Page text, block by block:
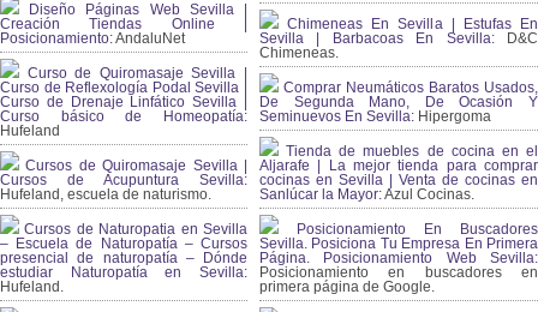
Diseño Páginas Web Sevilla |
Creación Tiendas Online |
Posicionamiento:AndaluNet
Curso de Quiromasaje Sevilla |
Curso de Reflexología Podal Sevilla |
Curso de Drenaje Linfático Sevilla |
Curso básico de Homeopatía:
Hufeland
Cursos de Quiromasaje Sevilla |
Cursos de Acupuntura Sevilla:
Hufeland, escuela de naturismo.
Cursos de Naturopatia en Sevilla
– Escuela de Naturopatía – Cursos
presencial de naturopatía – Dónde
estudiar Naturopatía en Sevilla:
Hufeland.
Chimeneas En Sevilla | Estufas En
Sevilla | Barbacoas En Sevilla:D&C
Chimeneas.
Comprar Neumáticos Baratos Usados,
De Segunda Mano, De Ocasión Y
Seminuevos En Sevilla: Hipergoma
Tienda de muebles de cocina en el
Aljarafe | La mejor tienda para comprar
cocinas en Sevilla | Venta de cocinas en
Sanlúcar la Mayor:Azul Cocinas.
Posicionamiento En Buscadores
Sevilla. Posiciona Tu Empresa En Primera
Página. Posicionamiento Web Sevilla:
Posicionamiento en buscadores en
primera página de Google.